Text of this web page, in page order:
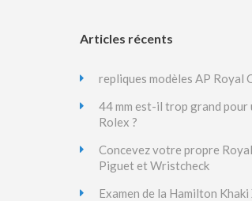
Articles récents
repliques modèles AP Royal
44 mm est-il trop grand pour
Rolex ?
Concevez votre propre
Piguet et Wristcheck
Examen de la Hamilton